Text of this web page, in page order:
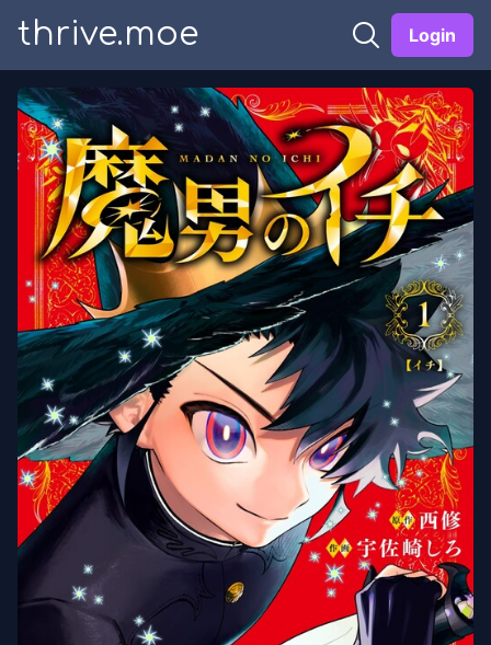
thrive.moe Login